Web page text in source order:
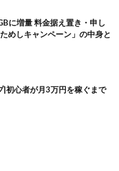
に増量 料金据え置き・申し
めしキャンペーン」の中身と
初心者が月3万円を稼ぐまで